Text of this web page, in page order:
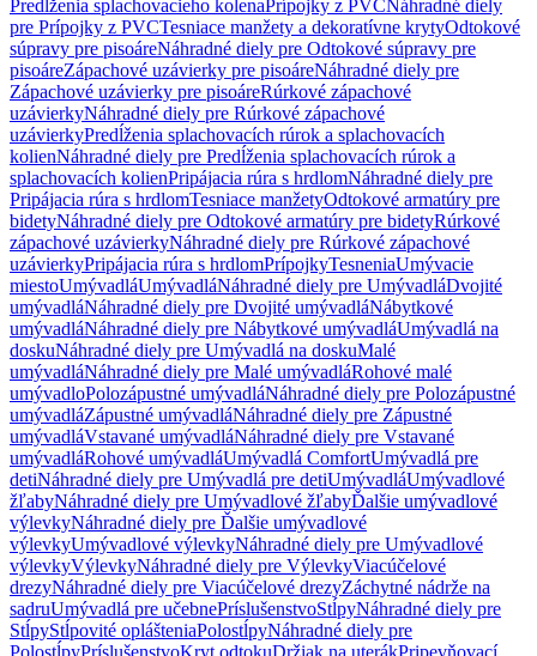
Predĺženia splachovacieho kolenaPrípojky z PVCNáhradné diely
pre Prípojky z PVCTesniace manžety a dekoratívne krytyOdtokové
súpravy pre pisoáreNáhradné diely pre Odtokové súpravy pre
pisoáreZápachové uzávierky pre pisoáreNáhradné diely pre
Zápachové uzávierky pre pisoáreRúrkové zápachové
uzávierkyNáhradné diely pre Rúrkové zápachové
uzávierkyPredĺženia splachovacích rúrok a splachovacích
kolienNáhradné diely pre Predĺženia splachovacích rúrok a
splachovacích kolienPripájacia rúra s hrdlomNáhradné diely pre
Pripájacia rúra s hrdlomTesniace manžetyOdtokové armatúry pre
bidetyNáhradné diely pre Odtokové armatúry pre bidetyRúrkové
zápachové uzávierkyNáhradné diely pre Rúrkové zápachové
uzávierkyPripájacia rúra s hrdlomPrípojkyTesneniaUmývacie
miestoUmývadláUmývadláNáhradné diely pre UmývadláDvojité
umývadláNáhradné diely pre Dvojité umývadláNábytkové
umývadláNáhradné diely pre Nábytkové umývadláUmývadlá na
doskuNáhradné diely pre Umývadlá na doskuMalé
umývadláNáhradné diely pre Malé umývadláRohové malé
umývadloPolozápustné umývadláNáhradné diely pre Polozápustné
umývadláZápustné umývadláNáhradné diely pre Zápustné
umývadláVstavané umývadláNáhradné diely pre Vstavané
umývadláRohové umývadláUmývadlá ComfortUmývadlá pre
detiNáhradné diely pre Umývadlá pre detiUmývadláUmývadlové
žľabyNáhradné diely pre Umývadlové žľabyĎalšie umývadlové
výlevkyNáhradné diely pre Ďalšie umývadlové
výlevkyUmývadlové výlevkyNáhradné diely pre Umývadlové
výlevkyVýlevkyNáhradné diely pre VýlevkyViacúčelové
drezyNáhradné diely pre Viacúčelové drezyZáchytné nádrže na
sadruUmývadlá pre učebnePríslušenstvoStĺpyNáhradné diely pre
StĺpyStĺpovité oplášteniaPolostĺpyNáhradné diely pre
PolostĺpyPríslušenstvoKryt odtokuDržiak na uterákPripevňovací